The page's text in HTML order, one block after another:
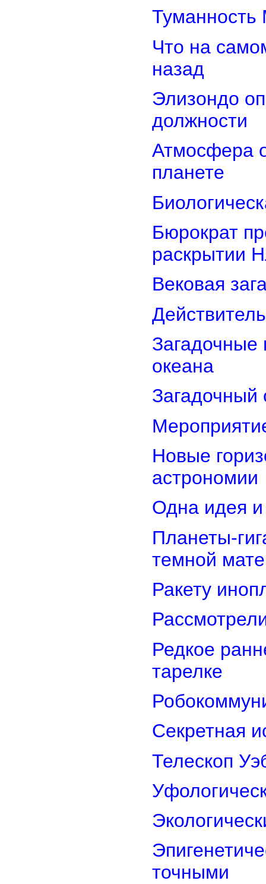
Туманность
Что на
назад
Элизондо
должности
Атмосфера
планете
Бюрократ
раскрытии
Вековая
Загадочные
океана
Загадочный
Новые
астрономии
Одна идея и
Планеты-
темной
Ракету
Редкое
тарелке
Секретная
Телескоп
точными